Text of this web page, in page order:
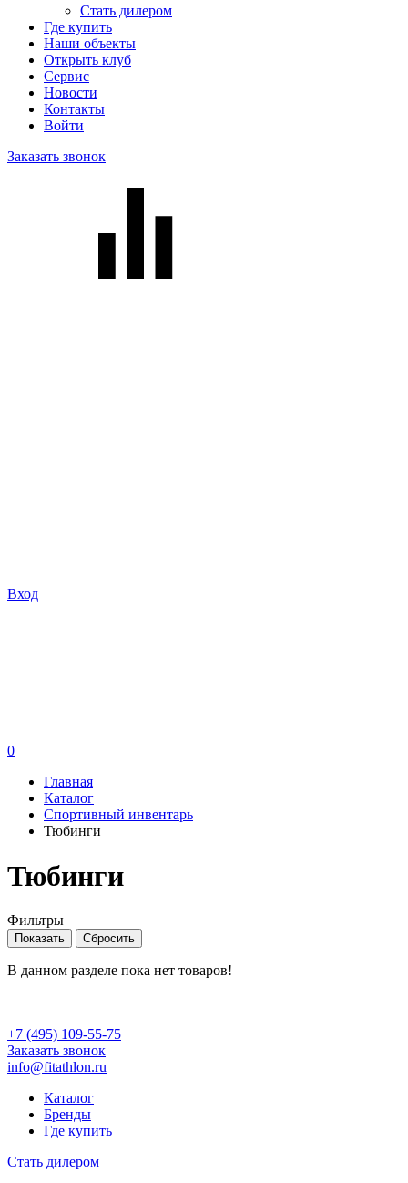
Стать дилером
Где купить
Наши объекты
Открыть клуб
Сервис
Новости
Контакты
Войти
Заказать звонок
Вход
0
Главная
Каталог
Спортивный инвентарь
Тюбинги
Тюбинги
Фильтры
В данном разделе пока нет товаров!
+7 (495) 109-55-75
Заказать звонок
info@fitathlon.ru
Каталог
Бренды
Где купить
Стать дилером